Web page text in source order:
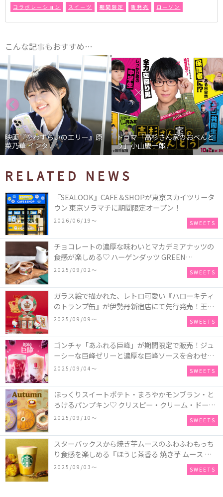
コラボレーション スイーツ 期間限定 新発売 ローソン
こんな記事もおすすめ…
映画『恋わずらいのエリー』原
菜乃華 インタ...
ドラマ「高杉さん家のおべんと
う」小山慶一郎...
RELATED NEWS
『SEALOOK』CAFE＆SHOPが東京スカイツリータ
ウン 東京ソラマチに期間限定オープン！
2026/06/19〜 SWEETS
チョコレートの濃厚な味わいとマカデミアナッツの
食感が楽しめる♡ ハーゲンダッツ GREEN
CRAFT(グリーンクラフト) ミニカップ『チョコレー
2025/09/02〜 SWEETS
ガラス絵で描かれた、レトロ可愛い『ハローキティ
のトランプ缶』が伊勢丹新宿店にて先行発売！王冠
キティのフィギュア、キティトランプのステッカー
2025/09/09〜 SWEETS
ゴンチャ「あふれる巨峰」が期間限定で販売！ジュ
ーシーな巨峰ゼリーと濃厚な巨峰ソースを合わせた
ミルクティー、ティーエード、ジェラッティー、ス
2025/09/04〜 SWEETS
ほっくりスイートポテト・まろやかモンブラン・と
ろけるパンプキン♡ クリスピー・クリーム・ドーナ
ツに“いも”“栗“”かぼちゃ“を使用し、秋らしい人気
2025/09/10〜 SWEETS
スターバックスから焼き芋ムースのふわふわもっち
り食感を楽しめる『ほうじ茶香る 焼き芋 ムース テ
ィー ラテ』が新発売！大好評の『チョコレート ムー
2025/09/03〜 SWEETS